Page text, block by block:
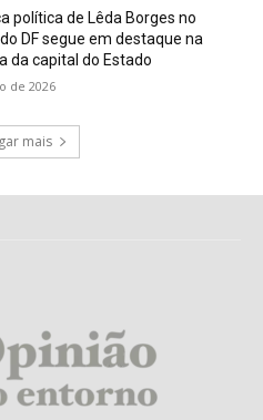
política de Lêda Borges no
DF segue em destaque na
da capital do Estado
de 2026
mais